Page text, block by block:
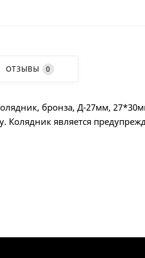
ОТЗЫВЫ 0
бронза, Д-27мм,
Колядник является